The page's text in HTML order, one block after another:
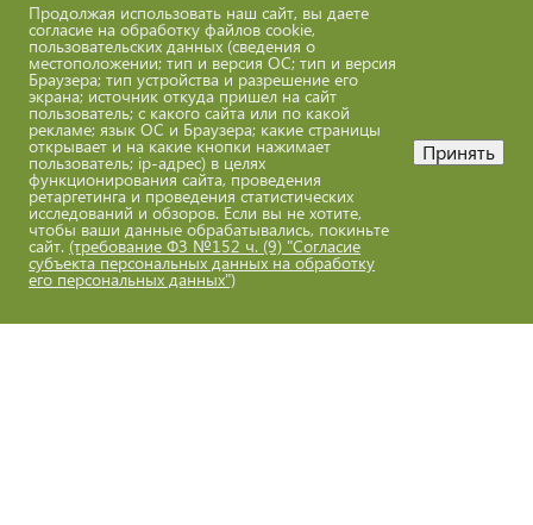
Продолжая использовать наш сайт, вы даете
согласие на обработку файлов cookie,
пользовательских данных (сведения о
местоположении; тип и версия ОС; тип и версия
Браузера; тип устройства и разрешение его
экрана; источник откуда пришел на сайт
пользователь; с какого сайта или по какой
рекламе; язык ОС и Браузера; какие страницы
открывает и на какие кнопки нажимает
пользователь; ip-адрес) в целях
функционирования сайта, проведения
ретаргетинга и проведения статистических
исследований и обзоров. Если вы не хотите,
чтобы ваши данные обрабатывались, покиньте
сайт. (требование ФЗ №152 ч. (9) "Согласие
субъекта персональных данных на обработку
его персональных данных")
Принять